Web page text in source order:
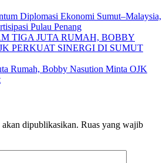
Diplomasi Ekonomi Sumut–Malaysia,
Pulau Penang
Rumah, Bobby Nasution Minta OJK
dipublikasikan. Ruas yang wajib